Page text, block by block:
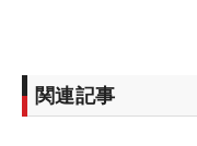
関連記事